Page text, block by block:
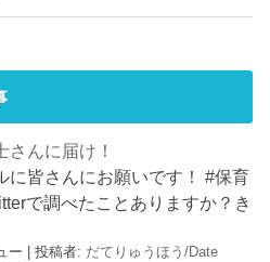
さんに届け！
に皆さんにお願いです！ #保育
で調べたことありますか？き
ー |投稿者: だてりゅうほう/Date